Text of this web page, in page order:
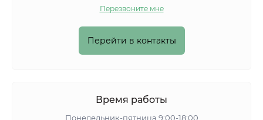
Перезвоните мне
Перейти в контакты
Время работы
Понедельник-пятница 9:00-18:00